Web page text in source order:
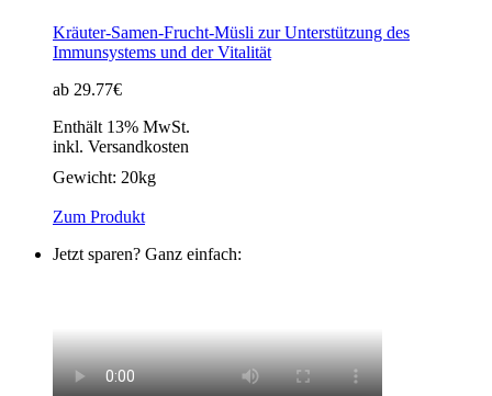
Kräuter-Samen-Frucht-Müsli zur Unterstützung des
Immunsystems und der Vitalität
ab 29.77€
Enthält 13% MwSt.
inkl. Versandkosten
Gewicht: 20kg
Zum Produkt
Jetzt sparen? Ganz einfach: